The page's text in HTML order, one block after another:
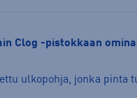
Clog -pistokkaan
ulkopohja, jonka